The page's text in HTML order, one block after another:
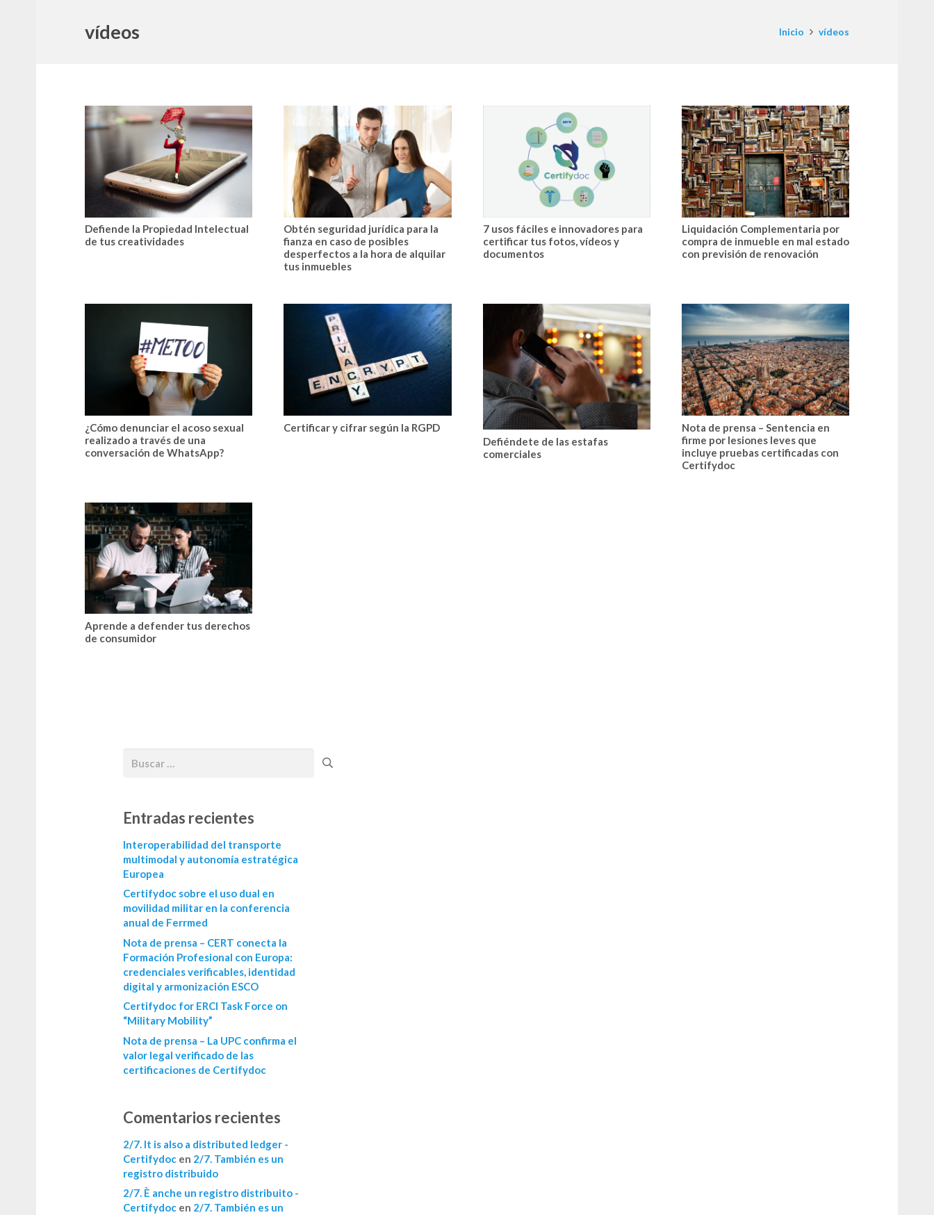
vídeos Inicio vídeos
Defiende la Propiedad Intelectual
de tus creatividades
Obtén seguridad jurídica para la
fianza en caso de posibles
desperfectos a la hora de alquilar
tus inmuebles
7 usos fáciles e innovadores para
certificar tus fotos, vídeos y
documentos
Liquidación Complementaria por
compra de inmueble en mal estado
con previsión de renovación
¿Cómo denunciar el acoso sexual
realizado a través de una
conversación de WhatsApp?
Certificar y cifrar según la RGPD
Defiéndete de las estafas
comerciales
Nota de prensa – Sentencia en
firme por lesiones leves que
incluye pruebas certificadas con
Certifydoc
Aprende a defender tus derechos
de consumidor
Entradas recientes
Interoperabilidad del transporte
multimodal y autonomía estratégica
Europea
Certifydoc sobre el uso dual en
movilidad militar en la conferencia
anual de Ferrmed
Nota de prensa – CERT conecta la
Formación Profesional con Europa:
credenciales verificables, identidad
digital y armonización ESCO
Certifydoc for ERCI Task Force on
“Military Mobility”
Nota de prensa – La UPC confirma el
valor legal verificado de las
certificaciones de Certifydoc
Comentarios recientes
2/7. It is also a distributed ledger -
Certifydoc en 2/7. También es un
registro distribuido
2/7. È anche un registro distribuito -
Certifydoc en 2/7. También es un